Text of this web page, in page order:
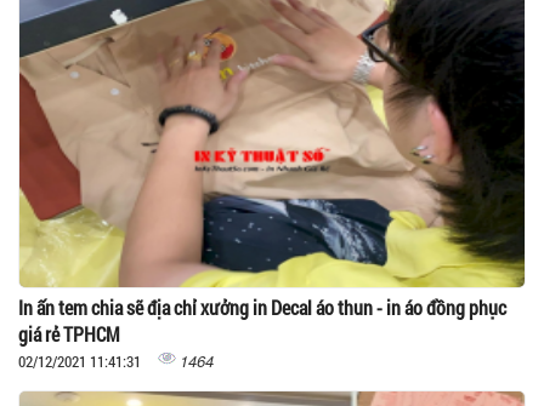
In ấn tem chia sẽ địa chỉ xưởng in Decal áo thun - in áo đồng phục
giá rẻ TPHCM
02/12/2021 11:41:31 1464